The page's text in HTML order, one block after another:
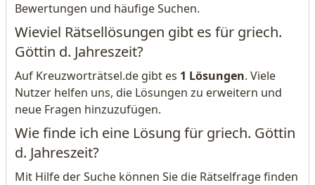
Bewertungen und häufige Suchen.
Wieviel Rätsellösungen gibt es für griech.
Göttin d. Jahreszeit?
Auf Kreuzworträtsel.de gibt es 1 Lösungen. Viele
Nutzer helfen uns, die Lösungen zu erweitern und
neue Fragen hinzuzufügen.
Wie finde ich eine Lösung für griech. Göttin
d. Jahreszeit?
Mit Hilfe der Suche können Sie die Rätselfrage finden